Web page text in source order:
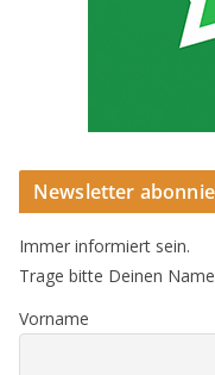
Newsletter
Immer informiert sein.
Trage bitte Deinen
Vorname